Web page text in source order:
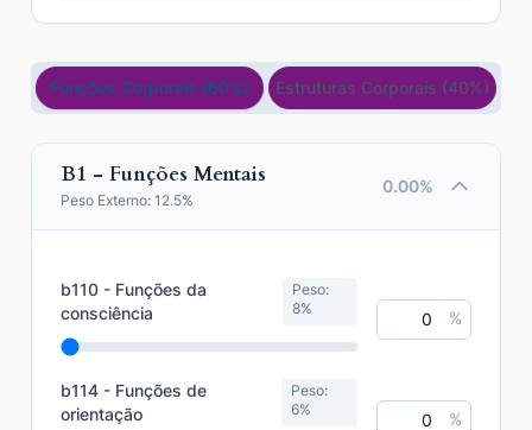
Funções Corporais (60%) Estruturas Corporais (40%)
B1 - Funções Mentais
Peso Externo: 12.5%
0.00%
b110 - Funções da
consciência
Peso:
8%
%
b114 - Funções de
orientação
Peso:
6%
%